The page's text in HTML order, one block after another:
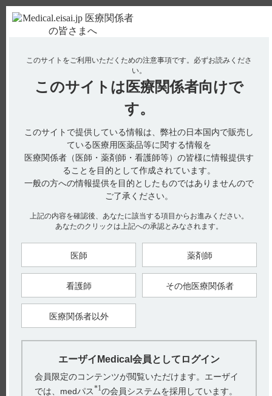
使用期限検索 Drug Information
No : 1999
【ノイキノン】 用法及び用量や服用時の注意事
項について教えてください。
【ノイキノン】
用法及び用量や服用時の注意事項について教えてください。
電子添文には、用法及び用量に関する以下の記載があります。
■用法及び用量
ユビデカレノンとして通常成人は1回10㎎を1日3回食後に経口
錠5mg：通常成人、1回2錠を1日3回食後に経口投与する。
錠10mg：通常成人、1回1錠を1日3回食後に経口投与する。
糖衣錠10mg：通常成人、1回1錠を1日3回食後に経口投与す
【引用】
1）ノイキノン錠5mg・錠10mg・糖衣錠10mg電子添文 2021年11
月改訂（第1版） 6．用法及び用量
【更新年月】
2022年11月
このサイトをご利用いただくための注意事項です。 必ずお読みくださ
い。
このサイトは 医療関係者向けで
す。
このサイトで提供している情報は、弊社の日本国内で販売し
ている医療用医薬品等に関する情報を
医療関係者（医師・薬剤師・看護師等）の皆様に情報提供す
ることを目的として作成されています。
一般の方への情報提供を目的としたものではありませんので
ご了承ください。
上記の内容を確認後、あなたに該当する項目からお進みください。
あなたのクリックは上記への承認とみなされます。
医師 薬剤師
看護師 その他医療関係者
医療関係者以外
エーザイMedical会員としてログイン
会員限定のコンテンツが閲覧いただけます。エーザイ
では、medパス*1の会員システムを採用しています。